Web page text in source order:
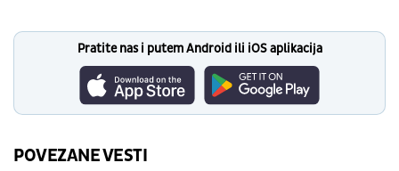
Pratite nas i putem Android ili iOS aplikacija
POVEZANE VESTI